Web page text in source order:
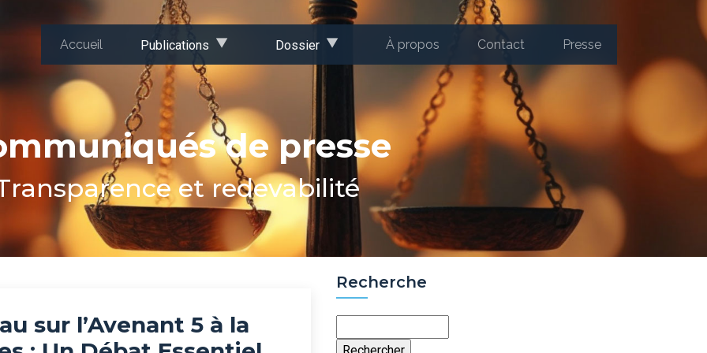
Accueil Publications Dossier À propos Contact Presse
de presse
et redevabilité
sur l’Avenant 5 à la
Recherche